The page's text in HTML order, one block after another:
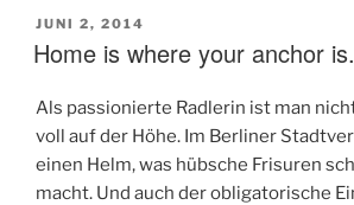
gemacht“
VERÖFFENTLICHT
AM
JUNI 2, 2014
Home is where your anchor is.
Als passionierte Radlerin ist man
voll auf der Höhe. Im Berliner
einen Helm, was hübsche Frisuren
macht. Und auch der obligatorische